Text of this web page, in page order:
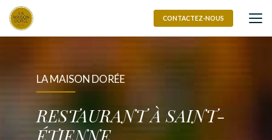
Aller
contenu
CONTACTEZ-NOUS
LA MAISON DORÉE
RESTAURANT À SAINT-